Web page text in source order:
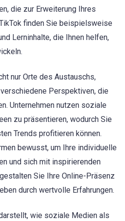
die zur Erweiterung Ihres
finden Sie beispielsweise
Lerninhalte, die Ihnen helfen,
nur Orte des Austauschs,
Perspektiven, die
Unternehmen nutzen soziale
zu präsentieren, wodurch Sie
Trends profitieren können.
bewusst, um Ihre individuelle
und sich mit inspirierenden
Sie Ihre Online-Präsenz
durch wertvolle Erfahrungen.
wie soziale Medien als